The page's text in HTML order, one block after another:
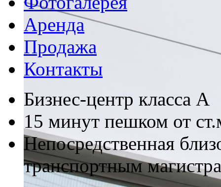
Аренда
Продажа
Контакты
Бизнес-центр класса А
15 минут пешком от
Непосредственная
транспортным